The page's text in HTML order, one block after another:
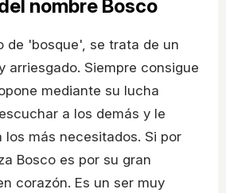
nombre Bosco
de 'bosque', se trata de un
arriesgado. Siempre consigue
mediante su lucha
a los demás y le
los más necesitados. Si por
Bosco es por su gran
corazón. Es un ser muy